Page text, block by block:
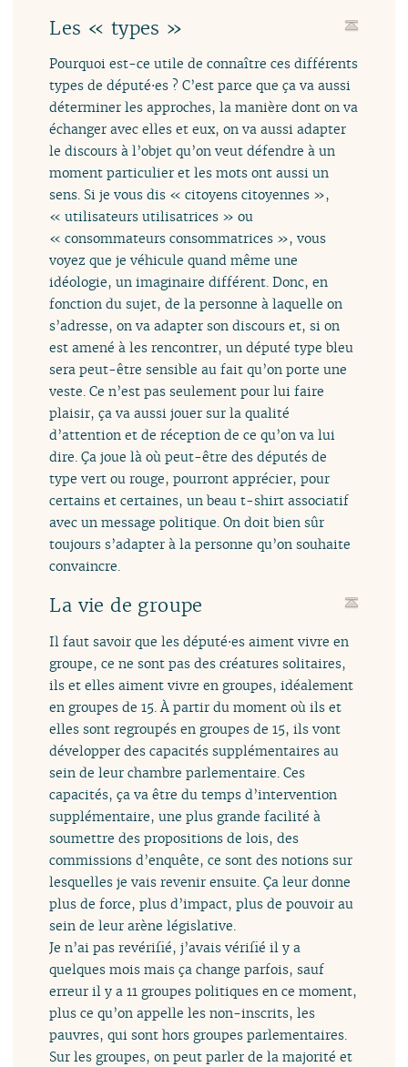
Les « types »
Pourquoi est-ce utile de connaître ces différents
types de député⋅es ? C’est parce que ça va aussi
déterminer les approches, la manière dont on va
échanger avec elles et eux, on va aussi adapter
le discours à l’objet qu’on veut défendre à un
moment particulier et les mots ont aussi un
sens. Si je vous dis « citoyens citoyennes »,
« utilisateurs utilisatrices » ou
« consommateurs consommatrices », vous
voyez que je véhicule quand même une
idéologie, un imaginaire différent. Donc, en
fonction du sujet, de la personne à laquelle on
s’adresse, on va adapter son discours et, si on
est amené à les rencontrer, un député type bleu
sera peut-être sensible au fait qu’on porte une
veste. Ce n’est pas seulement pour lui faire
plaisir, ça va aussi jouer sur la qualité
d’attention et de réception de ce qu’on va lui
dire. Ça joue là où peut-être des députés de
type vert ou rouge, pourront apprécier, pour
certains et certaines, un beau t-shirt associatif
avec un message politique. On doit bien sûr
toujours s’adapter à la personne qu’on souhaite
convaincre.
La vie de groupe
Il faut savoir que les député⋅es aiment vivre en
groupe, ce ne sont pas des créatures solitaires,
ils et elles aiment vivre en groupes, idéalement
en groupes de 15. À partir du moment où ils et
elles sont regroupés en groupes de 15, ils vont
développer des capacités supplémentaires au
sein de leur chambre parlementaire. Ces
capacités, ça va être du temps d’intervention
supplémentaire, une plus grande facilité à
soumettre des propositions de lois, des
commissions d’enquête, ce sont des notions sur
lesquelles je vais revenir ensuite. Ça leur donne
plus de force, plus d’impact, plus de pouvoir au
sein de leur arène législative.
Je n’ai pas revérifié, j’avais vérifié il y a
quelques mois mais ça change parfois, sauf
erreur il y a 11 groupes politiques en ce moment,
plus ce qu’on appelle les non-inscrits, les
pauvres, qui sont hors groupes parlementaires.
Sur les groupes, on peut parler de la majorité et